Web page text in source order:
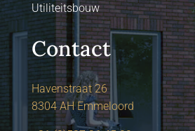
Utiliteitsbouw
Contact
Havenstraat 26
8304 AH Emmeloord